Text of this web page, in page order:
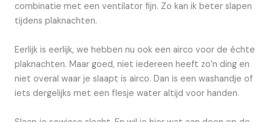
combinatie met een ventilator fijn. Zo kan ik beter slapen
tijdens plaknachten.
Eerlijk is eerlijk, we hebben nu ook een airco voor de échte
plaknachten. Maar goed, niet iedereen heeft zo’n ding en
niet overal waar je slaapt is airco. Dan is een washandje of
iets dergelijks met een flesje water altijd voor handen.